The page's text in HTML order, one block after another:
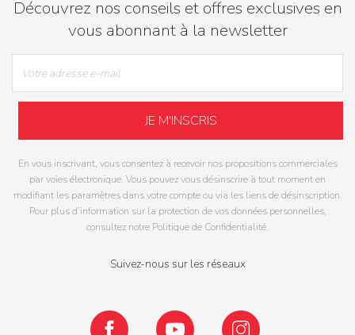
Découvrez nos conseils et offres exclusives en
vous abonnant à la newsletter
En vous inscrivant, vous consentez à recevoir nos propositions commerciales
par voies électronique. Vous pouvez vous désinscrire à tout moment en
modifiant les paramètres dans votre compte ou via les liens de désinscription.
Pour plus d’information sur la protection de vos données personnelles,
consultez notre Politique de Confidentialité.
Suivez-nous sur les réseaux
Facebook YouTube